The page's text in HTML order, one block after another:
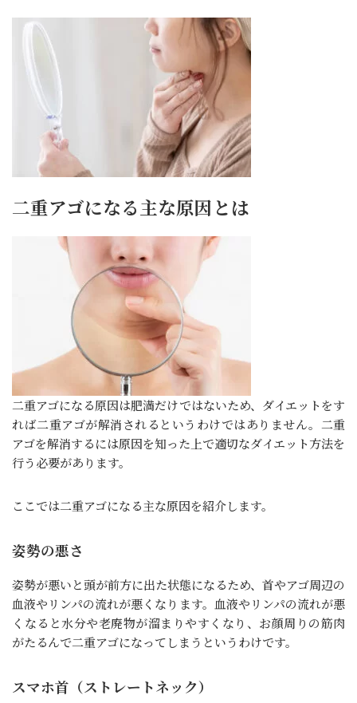
二重アゴになる主な原因とは
二重アゴになる原因は肥満だけではないため、ダイエットをす
れば二重アゴが解消されるというわけではありません。二重
アゴを解消するには原因を知った上で適切なダイエット方法を
行う必要があります。
ここでは二重アゴになる主な原因を紹介します。
姿勢の悪さ
姿勢が悪いと頭が前方に出た状態になるため、首やアゴ周辺の
血液やリンパの流れが悪くなります。血液やリンパの流れが悪
くなると水分や老廃物が溜まりやすくなり、お顔周りの筋肉
がたるんで二重アゴになってしまうというわけです。
スマホ首（ストレートネック）